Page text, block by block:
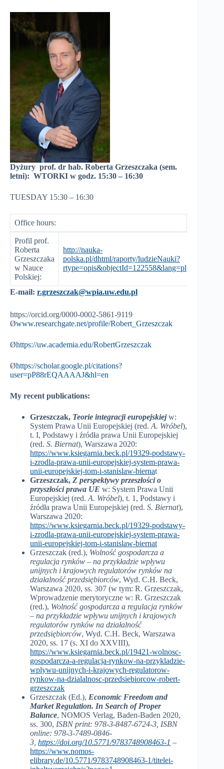
Grzeszczaka
X.
Archiwum
Dyżury prof. dr hab. Roberta Grzeszczaka (sem.
letni): WTORKI w godz. 15:30 – 16:30
TUESDAY 15:30 – 16:30
Office hours:
Profil prof.
Roberta
Grzeszczaka
w Nauce
Polskiej:
http://nauka-
polska.pl/dhtml/raporty/ludzieNauki?
rtype=opis&objectId=122558&lang=pl
E-mail: r.grzeszczak@wpia.uw.edu.pl
https://orcid.org/0000-0002-5861-9119
Øwww.researchgate.net/profile/Robert_Grzeszczak
Øhttps://uw.academia.edu/RobertGrzeszczak
Øhttps://scholar.google.pl/citations?
user=pP88rEQAAAAJ&hl=en
My recent publications:
Grzeszczak, Teorie integracji europejskiej w:
System Prawa Unii Europejskiej (red. A. Wróbel),
t. I, Podstawy i źródła prawa Unii Europejskiej
(red. S. Biernat), Warszawa 2020:
https://www.ksiegarnia.beck.pl/19329-podstawy-
i-zrodla-prawa-unii-europejskiej-system-prawa-
unii-europejskiej-tom-i-stanislaw-biernat
Grzeszczak, Z perspektywy przeszłości o
przyszłości prawa UE w: System Prawa Unii
Europejskiej (red. A. Wróbel), t. 1, Podstawy i
źródła prawa Unii Europejskiej (red. S. Biernat),
Warszawa 2020:
https://www.ksiegarnia.beck.pl/19329-podstawy-
i-zrodla-prawa-unii-europejskiej-system-prawa-
unii-europejskiej-tom-i-stanislaw-biernat
Grzeszczak (red.), Wolność gospodarcza a
regulacja rynków – na przykładzie wpływu
unijnych i krajowych regulatorów rynków na
działalność przedsiębiorców, Wyd. C.H. Beck,
Warszawa 2020, ss. 307 (w tym: R. Grzeszczak,
Wprowadzenie merytoryczne w: R. Grzeszczak
(red.), Wolność gospodarcza a regulacja rynków
– na przykładzie wpływu unijnych i krajowych
regulatorów rynków na działalność
przedsiębiorców, Wyd. C.H. Beck, Warszawa
2020, ss. 17 (s. XI do XXVIII),
https://www.ksiegarnia.beck.pl/19421-wolnosc-
gospodarcza-a-regulacja-rynkow-na-przykladzie-
wplywu-unijnych-i-krajowych-regulatorow-
rynkow-na-dzialalnosc-przedsiebiorcow-robert-
grzeszczak
Grzeszczak (Ed.), Economic Freedom and
Market Regulation. In Search of Proper
Balance, NOMOS Verlag, Baden-Baden 2020,
ss. 300, ISBN print: 978-3-8487-6724-3, ISBN
online: 978-3-7489-0846-
3, https://doi.org/10.5771/9783748908463-1 –
https://www.nomos-
elibrary.de/10.5771/9783748908463-1/titelei-